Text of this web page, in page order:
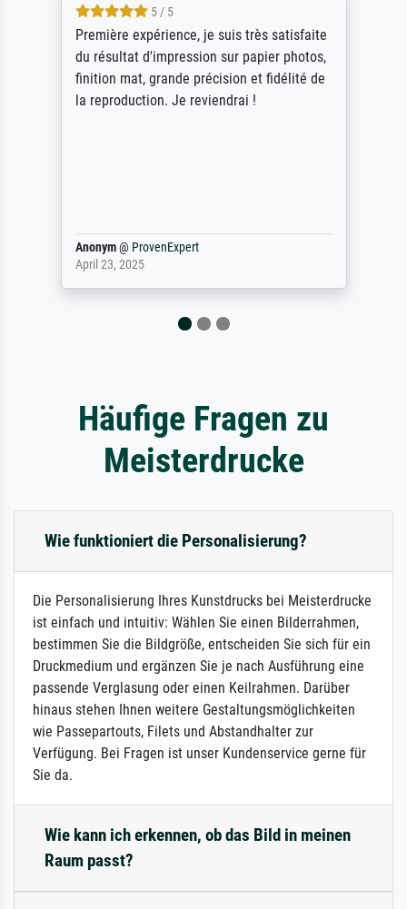
5 / 5
Première expérience, je suis très satisfaite
du résultat d'impression sur papier photos,
finition mat, grande précision et fidélité de
la reproduction. Je reviendrai !
Anonym@ProvenExpert
April 23, 2025
Häufige Fragen zu
Meisterdrucke
Wie funktioniert die Personalisierung?
Die Personalisierung Ihres Kunstdrucks bei Meisterdrucke
ist einfach und intuitiv: Wählen Sie einen Bilderrahmen,
bestimmen Sie die Bildgröße, entscheiden Sie sich für ein
Druckmedium und ergänzen Sie je nach Ausführung eine
passende Verglasung oder einen Keilrahmen. Darüber
hinaus stehen Ihnen weitere Gestaltungsmöglichkeiten
wie Passepartouts, Filets und Abstandhalter zur
Verfügung. Bei Fragen ist unser Kundenservice gerne für
Sie da.
Wie kann ich erkennen, ob das Bild in meinen
Raum passt?